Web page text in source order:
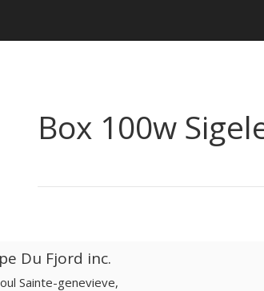
Box 100w
Du Fjord inc.
Sainte-genevieve,